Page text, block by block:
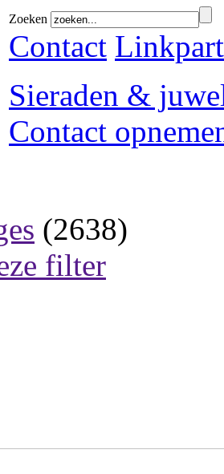
Zoeken
Contact
Sieraden &
Contact
(2638)
filter